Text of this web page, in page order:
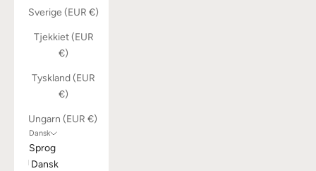
Sverige (EUR €)
Tjekkiet (EUR
€)
Tyskland (EUR
€)
Ungarn (EUR €)
Dansk
Sprog
Dansk